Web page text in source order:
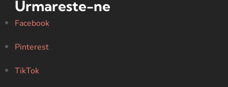
Urmareste-ne
Facebook
Pinterest
TikTok